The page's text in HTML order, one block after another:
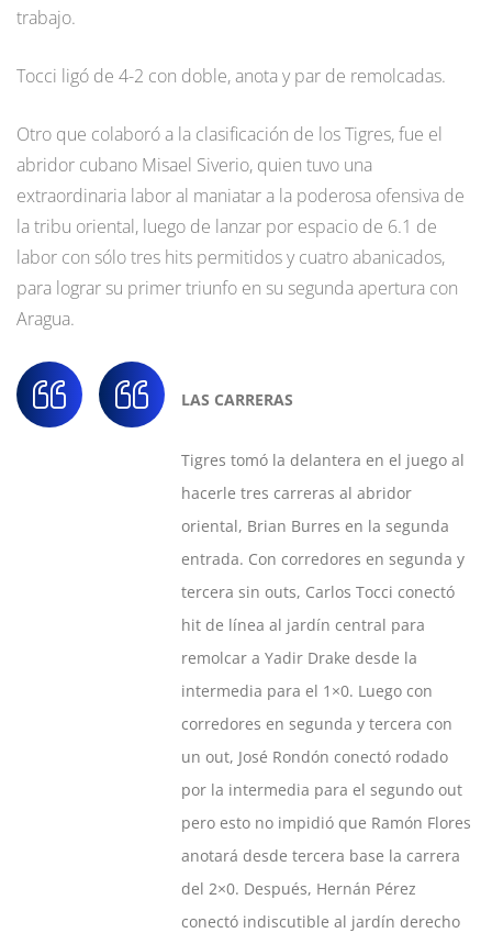
trabajo.
Tocci ligó de 4-2 con doble, anota y par de remolcadas.
Otro que colaboró a la clasificación de los Tigres, fue el
abridor cubano Misael Siverio, quien tuvo una
extraordinaria labor al maniatar a la poderosa ofensiva de
la tribu oriental, luego de lanzar por espacio de 6.1 de
labor con sólo tres hits permitidos y cuatro abanicados,
para lograr su primer triunfo en su segunda apertura con
Aragua.
LAS CARRERAS
Tigres tomó la delantera en el juego al
hacerle tres carreras al abridor
oriental, Brian Burres en la segunda
entrada. Con corredores en segunda y
tercera sin outs, Carlos Tocci conectó
hit de línea al jardín central para
remolcar a Yadir Drake desde la
intermedia para el 1×0. Luego con
corredores en segunda y tercera con
un out, José Rondón conectó rodado
por la intermedia para el segundo out
pero esto no impidió que Ramón Flores
anotará desde tercera base la carrera
del 2×0. Después, Hernán Pérez
conectó indiscutible al jardín derecho